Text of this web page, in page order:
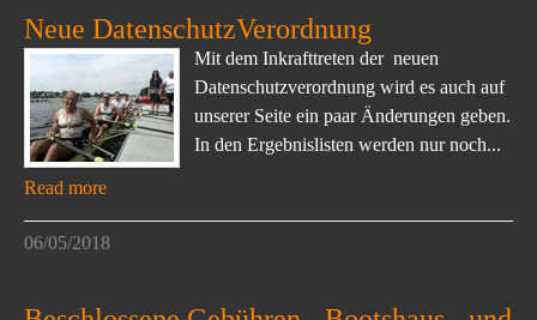
Neue DatenschutzVerordnung
Mit dem Inkrafttreten der neuen
Datenschutzverordnung wird es auch auf
unserer Seite ein paar Änderungen geben.
In den Ergebnislisten werden nur noch...
Read more
06/05/2018